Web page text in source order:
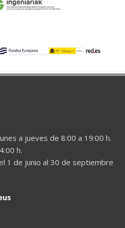
a jueves de 8:00 a 19:00 h.
h.
1 de junio al 30 de septiembre